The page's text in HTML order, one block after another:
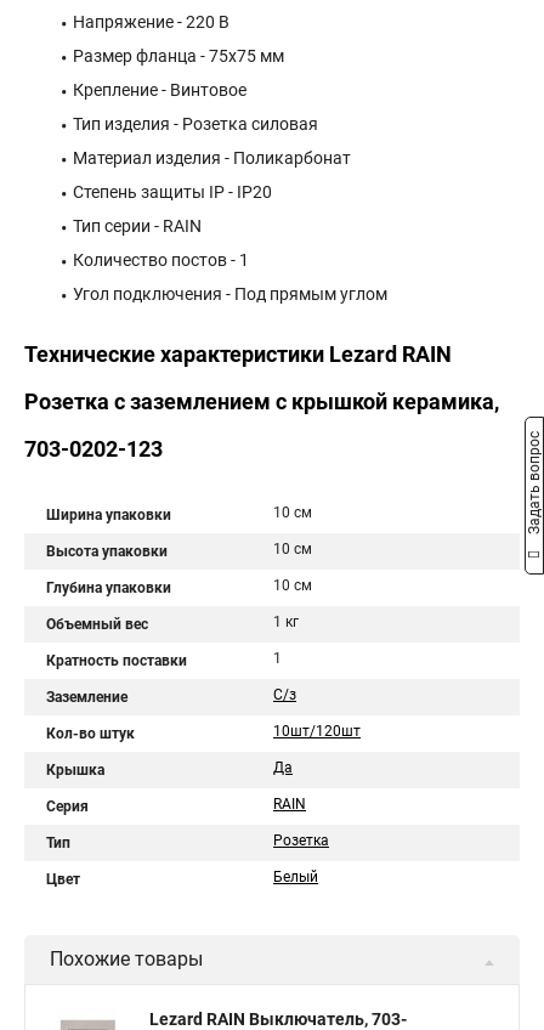
Напряжение - 220 В
Размер фланца - 75х75 мм
Крепление - Винтовое
Тип изделия - Розетка силовая
Материал изделия - Поликарбонат
Степень защиты IP - IP20
Тип серии - RAIN
Количество постов - 1
Угол подключения - Под прямым углом
Технические характеристики Lezard RAIN
Розетка с заземлением с крышкой керамика,
703-0202-123
Ширина упаковки 10 см
Высота упаковки 10 см
Глубина упаковки 10 см
Объемный вес 1 кг
Кратность поставки 1
Заземление С/з
Кол-во штук 10шт/120шт
Крышка Да
Серия RAIN
Тип Розетка
Цвет Белый
Похожие товары
Lezard RAIN Выключатель, 703-
Задать вопрос